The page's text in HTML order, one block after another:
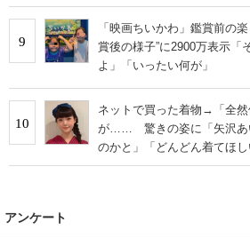
9
「映画ちいかわ」鑑賞前の
賞後の様子”に2900万表示「
よ」「いったい何が」
10
ネットで買った着物→「全
が…… 驚きの姿に「矢沢あ
のかと」「どんどん着てほし
アンケート